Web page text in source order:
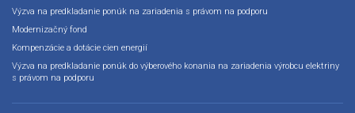
Výzva na predkladanie ponúk na zariadenia s právom na podporu
Modernizačný fond
Kompenzácie a dotácie cien energií
Výzva na predkladanie ponúk do výberového konania na zariadenia výrobcu elektriny
s právom na podporu